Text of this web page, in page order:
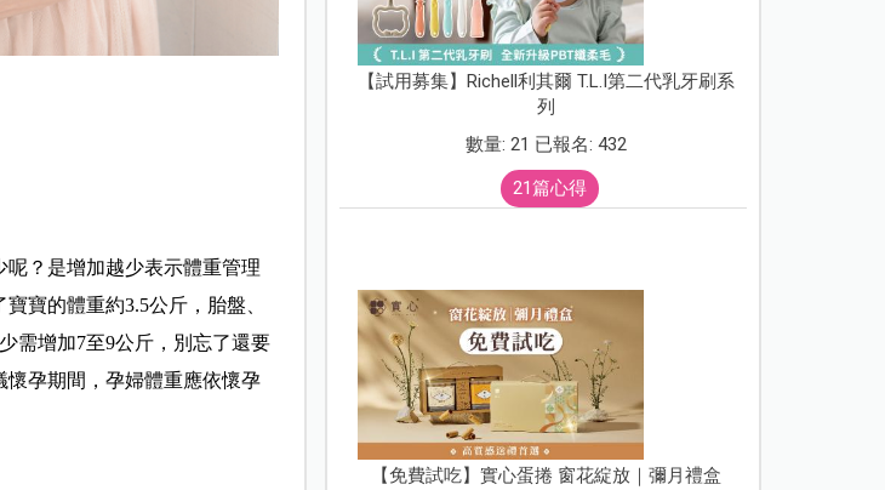
？是增加越少表示體重管理
寶的體重約3.5公斤，胎盤、
需增加7至9公斤，別忘了還要
孕期間，孕婦體重應依懷孕
【試用募集】Richell利其爾 T.L.I第二代乳牙刷系
列
數量: 21 已報名: 432
21篇心得
【免費試吃】實心蛋捲 窗花綻放｜彌月禮盒